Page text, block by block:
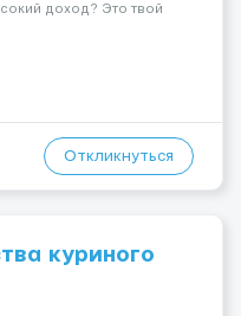
доход? Это твой
— Стабильный поток
Откликнуться
куриного